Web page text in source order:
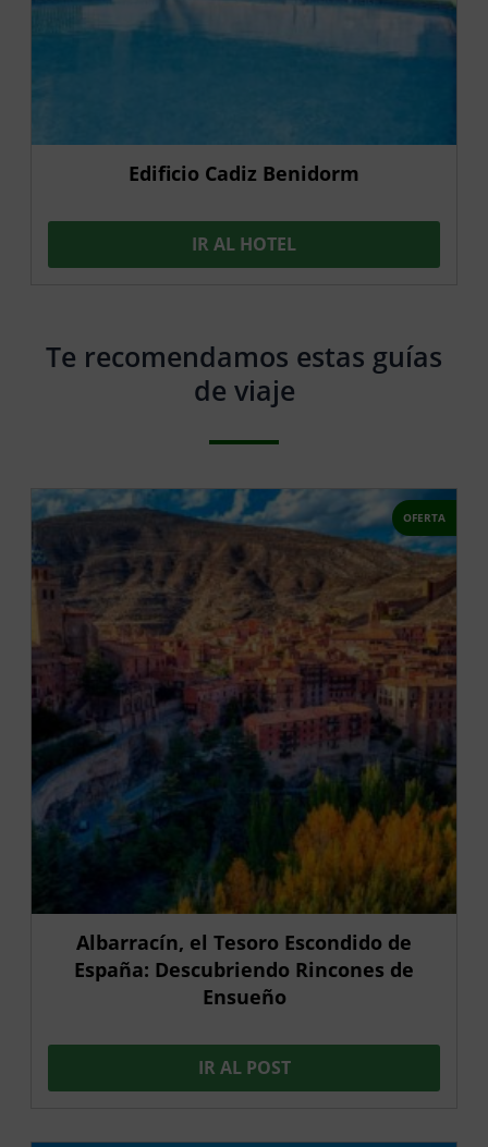
Edificio Cadiz Benidorm
IR AL HOTEL
Te recomendamos estas guías
de viaje
OFERTA
Albarracín, el Tesoro Escondido de
España: Descubriendo Rincones de
Ensueño
IR AL POST